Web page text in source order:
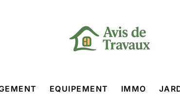
EQUIPEMENT IMMO